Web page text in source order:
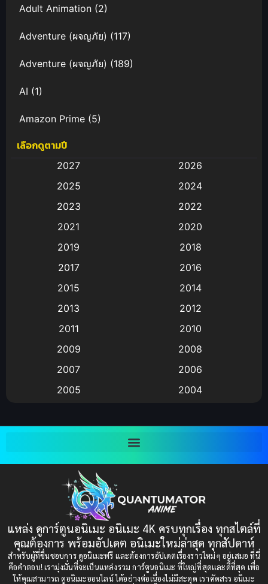
Adult Animation (2)
Adventure (ผจญภัย) (117)
Adventure (ผจญภัย) (189)
AI (1)
Amazon Prime (5)
Anal (ประตูหลัง)
Animation การ์ตูน
Animation อนิเมะ
Animation แอนิเมชัน
(9)
Big tits (นมใหญ่)
Bitch (ผู้หญิงร่าน)
Bondage (ทาส)(1)
(1)
Censored (เซ็นเซอร์)(19)
Comedy (ตลก)(85)
เลือกดูตามปี
2027
2026
2025
2024
2023
2022
2021
2020
2019
2018
2017
2016
2015
2014
2013
2012
2011
2010
2009
2008
2007
2006
2005
2004
1997
1993
1991
1989
1988
1987
1985
1984
1983
แหล่ง ดูการ์ตูนอนิเมะ อนิเมะ 4K ครบทุกเรื่อง ทุกสไตล์ที่
คุณต้องการ พร้อมอัปเดต อนิเมะใหม่ล่าสุด ทุกสัปดาห์
สำหรับผู้ที่ชื่นชอบการ ดูอนิเมะฟรี และต้องการอัปเดตเรื่องราวใหม่ๆ อยู่เสมอ ที่นี่
คือคำตอบ! เรามุ่งมั่นที่จะเป็นแหล่งรวม การ์ตูนอนิเมะ ที่ใหญ่ที่สุดและดีที่สุด เพื่อ
ให้คุณสามารถ ดูอนิเมะออนไลน์ ได้อย่างต่อเนื่องไม่มีสะดุด เราคัดสรร อนิเมะ